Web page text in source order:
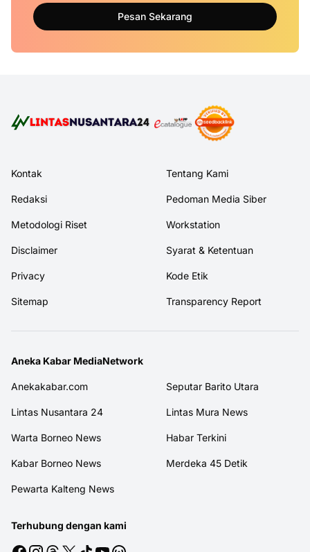
Pesan Sekarang
Kontak Tentang Kami
Redaksi Pedoman Media Siber
Metodologi Riset Workstation
Disclaimer Syarat & Ketentuan
Privacy Kode Etik
Sitemap Transparency Report
Aneka Kabar MediaNetwork
Anekakabar.com Seputar Barito Utara
Lintas Nusantara 24 Lintas Mura News
Warta Borneo News Habar Terkini
Kabar Borneo News Merdeka 45 Detik
Pewarta Kalteng News
Terhubung dengan kami